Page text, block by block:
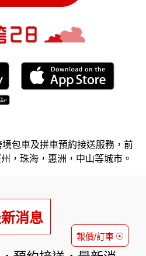
包車及拼車預約接送服務，前
，珠海，惠洲，中山等城市。
消息
報價/訂車